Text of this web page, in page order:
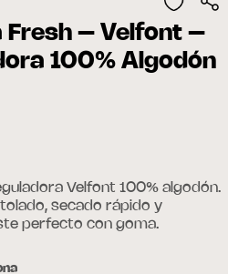
Fresh – Velfont –
100% Algodón
Velfont 100% algodón.
secado rápido y
perfecto con goma.